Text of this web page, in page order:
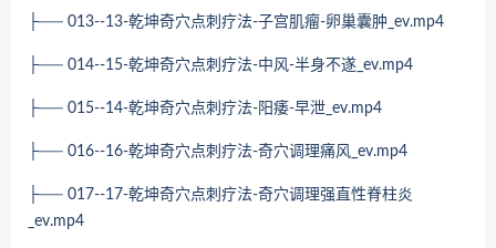
├── 013--13-乾坤奇穴点刺疗法-子宫肌瘤-卵巢囊肿_ev.mp4
├── 014--15-乾坤奇穴点刺疗法-中风-半身不遂_ev.mp4
├── 015--14-乾坤奇穴点刺疗法-阳痿-早泄_ev.mp4
├── 016--16-乾坤奇穴点刺疗法-奇穴调理痛风_ev.mp4
├── 017--17-乾坤奇穴点刺疗法-奇穴调理强直性脊柱炎
_ev.mp4